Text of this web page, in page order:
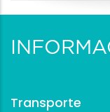
Transporte